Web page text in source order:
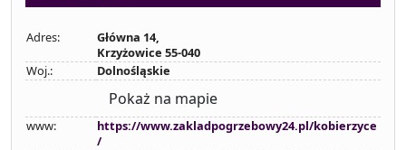
Adres:
Główna 14,
Krzyżowice 55-040
Woj.:
Dolnośląskie
Pokaż na mapie
www:
https://www.zakladpogrzebowy24.pl/kobierzyce
/